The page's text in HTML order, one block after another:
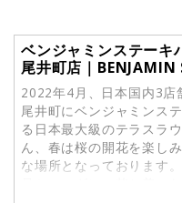
ベンジャミンステーキ
尾井町店｜BENJAMIN
2022年4月、日本国内3店
尾井町にベンジャミンス
る日本最大級のテラスラ
ん、春は桜の開花を楽し
な場所となっております